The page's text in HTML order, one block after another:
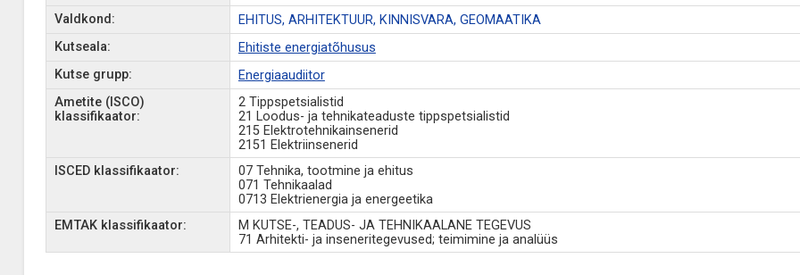
Valdkond:
EHITUS, ARHITEKTUUR, KINNISVARA, GEOMAATIKA
Kutseala:
Ehitiste energiatõhusus
Kutse grupp:
Energiaaudiitor
Ametite (ISCO)
klassifikaator:
2 Tippspetsialistid
21 Loodus- ja tehnikateaduste tippspetsialistid
215 Elektrotehnikainsenerid
2151 Elektriinsenerid
ISCED klassifikaator:
07 Tehnika, tootmine ja ehitus
071 Tehnikaalad
0713 Elektrienergia ja energeetika
EMTAK klassifikaator:
M KUTSE-, TEADUS- JA TEHNIKAALANE TEGEVUS
71 Arhitekti- ja inseneritegevused; teimimine ja analüüs